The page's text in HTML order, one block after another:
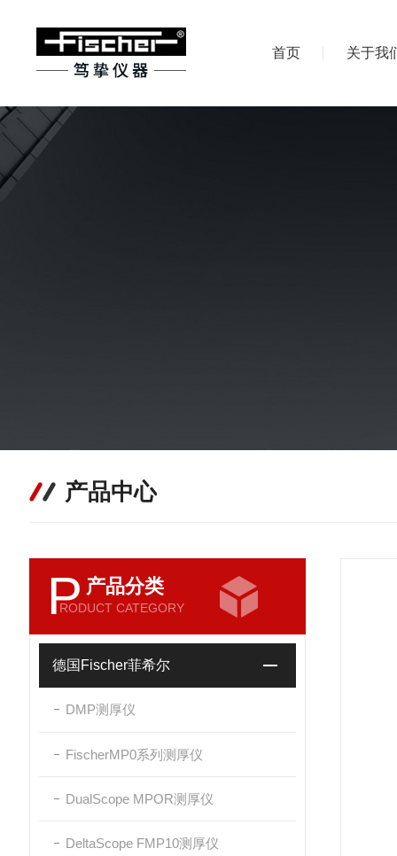
首页 关于我
产品中心
P 产品分类
RODUCT CATEGORY
德国Fischer菲希尔
DMP测厚仪
FischerMP0系列测厚仪
DualScope MPOR测厚仪
DeltaScope FMP10测厚仪